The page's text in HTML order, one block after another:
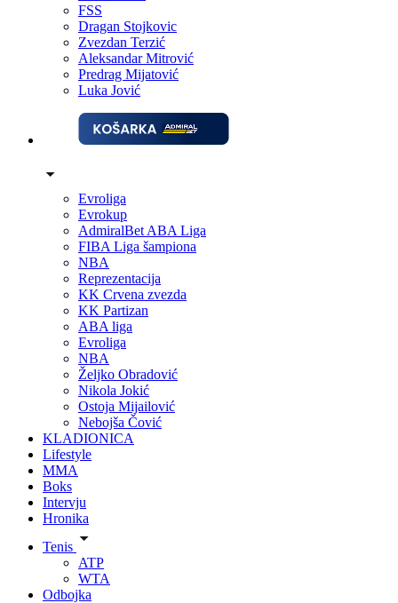
FSS
Dragan Stojkovic
Zvezdan Terzić
Aleksandar Mitrović
Predrag Mijatović
Luka Jović
Evroliga
Evrokup
AdmiralBet ABA Liga
FIBA Liga šampiona
NBA
Reprezentacija
KK Crvena zvezda
KK Partizan
ABA liga
Evroliga
NBA
Željko Obradović
Nikola Jokić
Ostoja Mijailović
Nebojša Čović
KLADIONICA
Lifestyle
MMA
Boks
Intervju
Hronika
Tenis
ATP
WTA
Odbojka